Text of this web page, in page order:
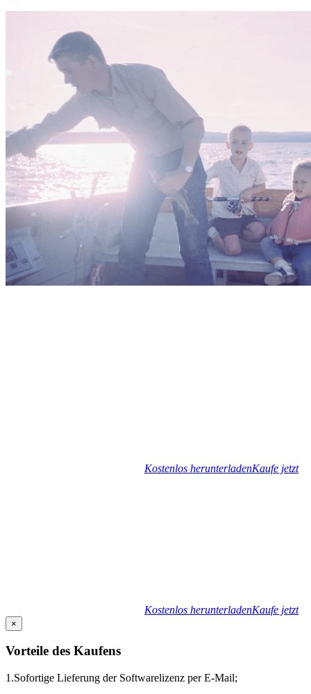
Kostenlos herunterladenKaufe jetzt
Kostenlos herunterladenKaufe jetzt
×
Vorteile des Kaufens
1.Sofortige Lieferung der Softwarelizenz per E-Mail;